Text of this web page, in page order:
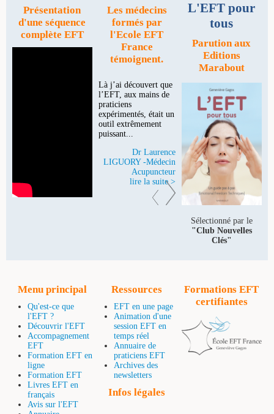
Présentation
d'une séquence
complète EFT
Les médecins
formés par
l'Ecole EFT
France
témoignent.
Là j’ai découvert que
l’EFT, aux mains de
praticiens
expérimentés, était un
outil extrêmement
puissant...
Dr Laurence
LIGUORY -Médecin
Acupuncteur
lire la suite >
L'EFT pour
tous
Parution aux
Editions
Marabout
Sélectionné par le
"Club Nouvelles
Clés"
Menu principal
Qu'est-ce que
l'EFT ?
Découvrir l'EFT
Accompagnement
EFT
Formation EFT en
ligne
Formation EFT
Livres EFT en
français
Avis sur l'EFT
Ressources
EFT en une page
Animation d'une
session EFT en
temps réel
Annuaire de
praticiens EFT
Archives des
newsletters
Infos légales
Formations EFT
certifiantes